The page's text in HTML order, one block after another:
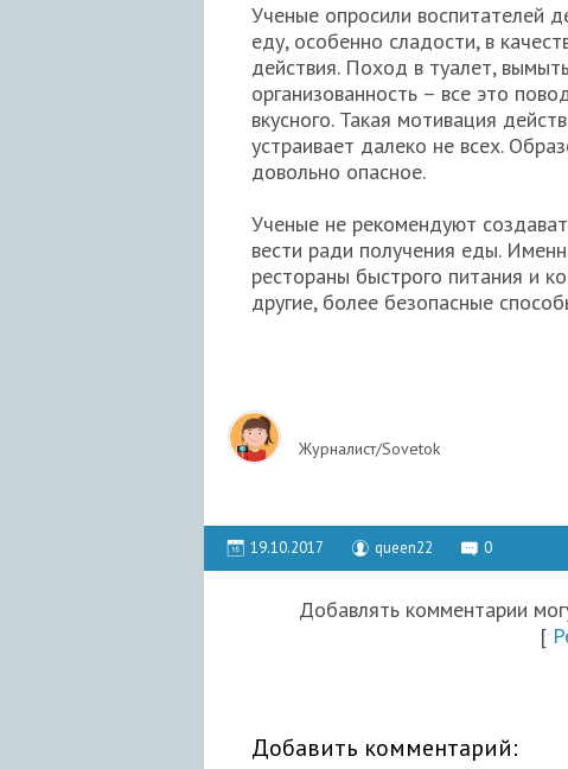
Ученые опросили воспитателей
еду, особенно сладости, в
действия. Поход в туалет,
организованность – все это
вкусного. Такая мотивация
устраивает далеко не всех.
довольно опасное.
Ученые не рекомендуют
вести ради получения еды.
рестораны быстрого питания и
другие, более безопасные
Журналист/Sovetok
19.10.2017 queen22 0
Добавлять комментарии
[
Добавить комментарий: